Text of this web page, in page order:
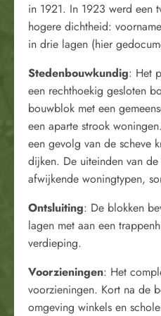
in 1921. In 1923 werd een
hogere dichtheid:
in drie lagen (hier
Stedenbouwkundig: Het
een rechthoekig gesloten
bouwblok met een
een aparte strook
een gevolg van de scheve
dijken. De uiteinden van
afwijkende woningtypen,
Ontsluiting: De blokken
lagen met aan een
verdieping.
Voorzieningen: Het
voorzieningen. Kort na de
omgeving winkels en